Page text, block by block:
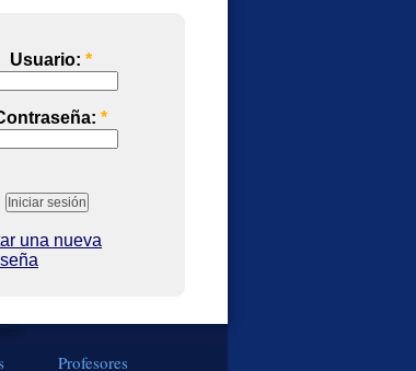
Usuario: *
*
una nueva
Profesores